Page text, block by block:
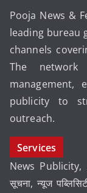
Pooja News &
leading bureau
channels
The network
management,
publicity to
outreach.
Services
News Publicity,
सूचना, न्यूज